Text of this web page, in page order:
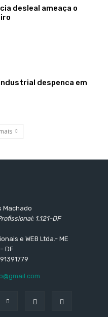
desleal ameaça o
despenca em
Machado
1.121-DF
e WEB Ltda.- ME
DF